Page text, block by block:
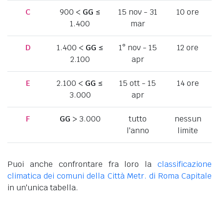
C 900 < GG ≤
1.400
15 nov - 31
mar
10 ore
D 1.400 < GG ≤
2.100
1° nov - 15
apr
12 ore
E 2.100 < GG ≤
3.000
15 ott - 15
apr
14 ore
F GG > 3.000
tutto
l'anno
nessun
limite
Puoi anche confrontare fra loro la classificazione
climatica dei comuni della Città Metr. di Roma Capitale
in un'unica tabella.